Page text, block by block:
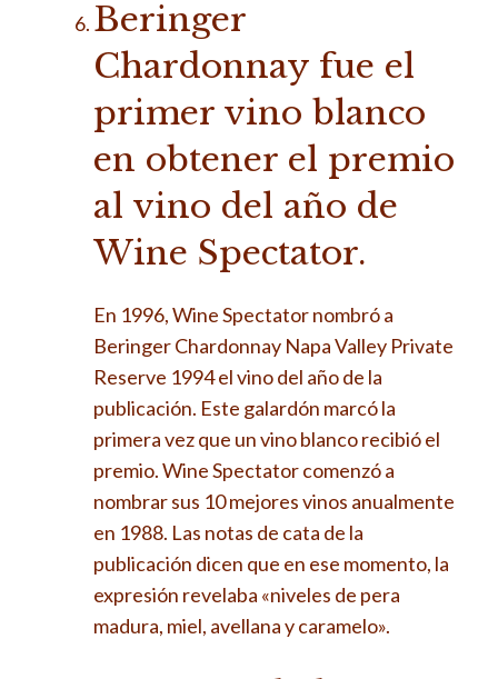
Beringer
Chardonnay fue el
primer vino blanco
en obtener el premio
al vino del año de
Wine Spectator.
En 1996, Wine Spectator nombró a
Beringer Chardonnay Napa Valley Private
Reserve 1994 el vino del año de la
publicación. Este galardón marcó la
primera vez que un vino blanco recibió el
premio. Wine Spectator comenzó a
nombrar sus 10 mejores vinos anualmente
en 1988. Las notas de cata de la
publicación dicen que en ese momento, la
expresión revelaba «niveles de pera
madura, miel, avellana y caramelo».